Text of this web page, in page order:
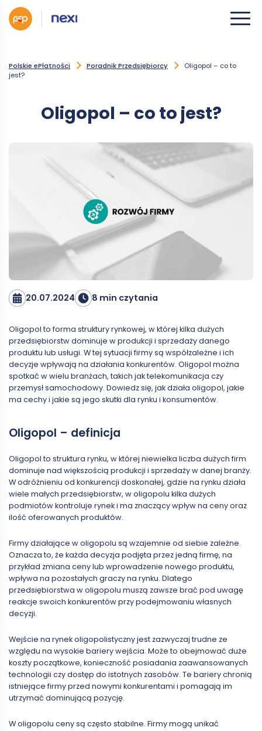
Polskie ePłatności Poradnik Przedsiębiorcy
Oligopol – co to
jest?
Oligopol – co to jest?
20.07.2024 8 min czytania
Oligopol to forma struktury rynkowej, w której kilka dużych
przedsiębiorstw dominuje w produkcji i sprzedaży danego
produktu lub usługi. W tej sytuacji firmy są współzależne i ich
decyzje wpływają na działania konkurentów. Oligopol można
spotkać w wielu branżach, takich jak telekomunikacja czy
przemysł samochodowy. Dowiedz się, jak działa oligopol, jakie
ma cechy i jakie są jego skutki dla rynku i konsumentów.
Oligopol – definicja
Oligopol to struktura rynku, w której niewielka liczba dużych firm
dominuje nad większością produkcji i sprzedaży w danej branży.
W odróżnieniu od konkurencji doskonałej, gdzie na rynku działa
wiele małych przedsiębiorstw, w oligopolu kilka dużych
podmiotów kontroluje rynek i ma znaczący wpływ na ceny oraz
ilość oferowanych produktów.
Firmy działające w oligopolu są wzajemnie od siebie zależne.
Oznacza to, że każda decyzja podjęta przez jedną firmę, na
przykład zmiana ceny lub wprowadzenie nowego produktu,
wpływa na pozostałych graczy na rynku. Dlatego
przedsiębiorstwa w oligopolu muszą zawsze brać pod uwagę
reakcje swoich konkurentów przy podejmowaniu własnych
decyzji.
Wejście na rynek oligopolistyczny jest zazwyczaj trudne ze
względu na wysokie bariery wejścia. Może to obejmować duże
koszty początkowe, konieczność posiadania zaawansowanych
technologii czy dostęp do istotnych zasobów. Te bariery chronią
istniejące firmy przed nowymi konkurentami i pomagają im
utrzymać dominującą pozycję.
W oligopolu ceny są często stabilne. Firmy mogą unikać